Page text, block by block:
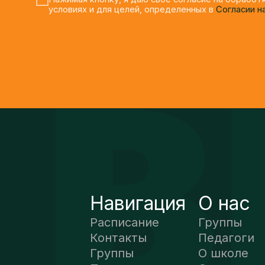
Навигация
Расписание
Контакты
Группы
О нас
Группы
Педагоги
О школе